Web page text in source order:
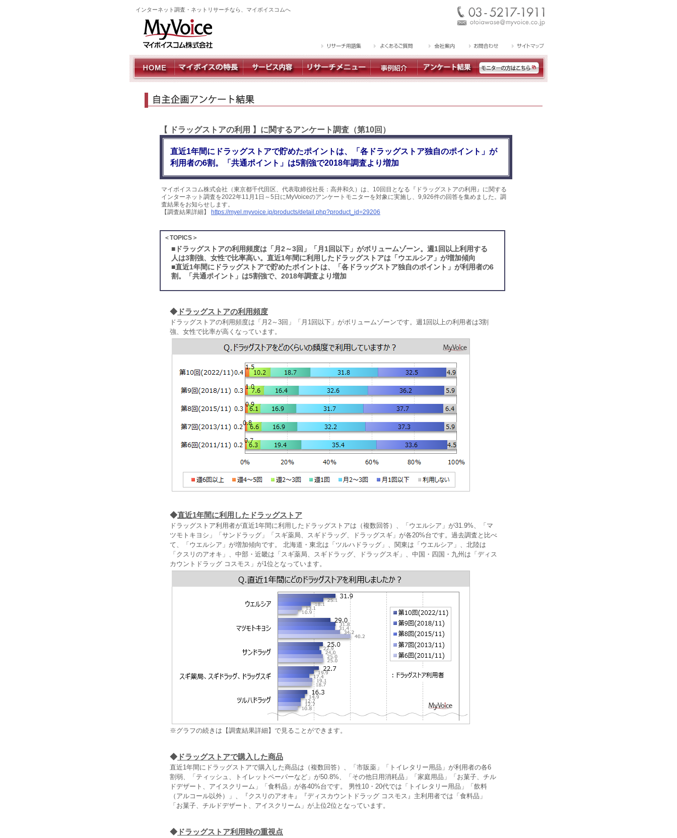
インターネット調査・ネットリサーチなら、マイボイスコムへ
【 ドラッグストアの利用 】に関するアンケート調査（第10回）
直近1年間にドラッグストアで貯めたポイントは、「各ドラッグストア独自のポイント」が
利用者の6割。「共通ポイント」は5割強で2018年調査より増加
マイボイスコム株式会社（東京都千代田区、代表取締役社長：高井和久）は、10回目となる『ドラッグストアの利用』に関する
インターネット調査を2022年11月1日～5日にMyVoiceのアンケートモニターを対象に実施し、9,926件の回答を集めました。調
査結果をお知らせします。
【調査結果詳細】
https://myel.myvoice.jp/products/detail.php?product_id=29206
＜TOPICS＞
■ ドラッグストアの利用頻度は「月2～3回」「月1回以下」がボリュームゾーン。週1回以上利用する
人は3割強、女性で比率高い。直近1年間に利用したドラッグストアは「ウエルシア」が増加傾向
■直近1年間にドラッグストアで貯めたポイントは、「各ドラッグストア独自のポイント」が利用者の6
割。「共通ポイント」は5割強で、2018年調査より増加
◆ ドラッグストアの利用頻度
ドラッグストアの利用頻度は「月2～3回」「月1回以下」がボリュームゾーンです。週1回以上の利用者は3割
強、女性で比率が高くなっています。
◆直近1年間に利用したドラッグストア
ドラッグストア利用者が直近1年間に利用したドラッグストアは（複数回答）、「ウエルシア」が31.9%、「マ
ツモトキヨシ」「サンドラッグ」「スギ薬局、スギドラッグ、ドラッグスギ」が各20%台です。過去調査と比べ
て、「ウエルシア」が増加傾向です。 北海道・東北は「ツルハドラッグ」、関東は「ウエルシア」、北陸は
「クスリのアオキ」、中部・近畿は「スギ薬局、スギドラッグ、ドラッグスギ」、中国・四国・九州は「ディス
カウントドラッグ コスモス」が1位となっています。
※グラフの続きは【調査結果詳細】で見ることができます。
◆ ドラッグストアで購入した商品
直近1年間にドラッグストアで購入した商品は（複数回答）、「市販薬」「トイレタリー用品」が利用者の各6
割弱、「ティッシュ、トイレットペーパーなど」が50.8%、「その他日用消耗品」「家庭用品」「お菓子、チル
ドデザート、アイスクリーム」「食料品」が各40%台です。 男性10・20代では「トイレタリー用品」「飲料
（アルコール以外）」、『クスリのアオキ』『ディスカウントドラッグ コスモス』主利用者では「食料品」
「お菓子、チルドデザート、アイスクリーム」が上位2位となっています。
◆ ドラッグストア利用時の重視点